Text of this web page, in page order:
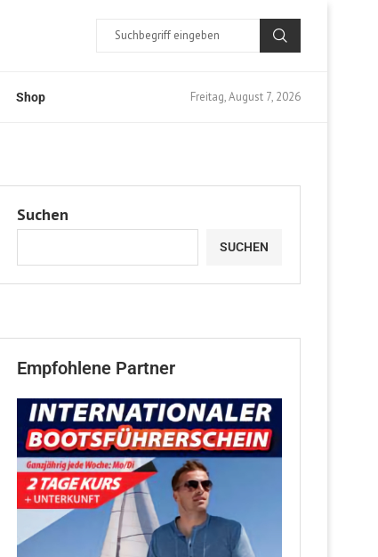
Shop Freitag, August 7, 2026
Suchen
SUCHEN
Empfohlene Partner